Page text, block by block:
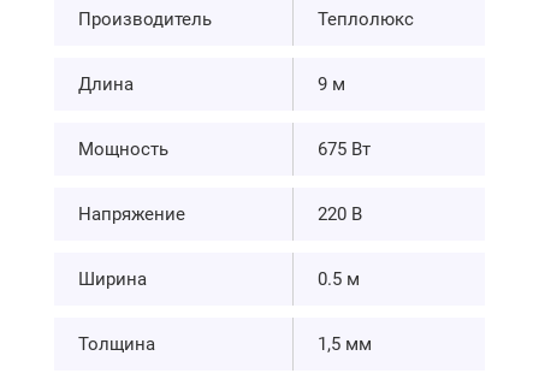
Производитель Теплолюкс
Длина 9 м
Мощность 675 Вт
Напряжение 220 В
Ширина 0.5 м
Толщина 1,5 мм